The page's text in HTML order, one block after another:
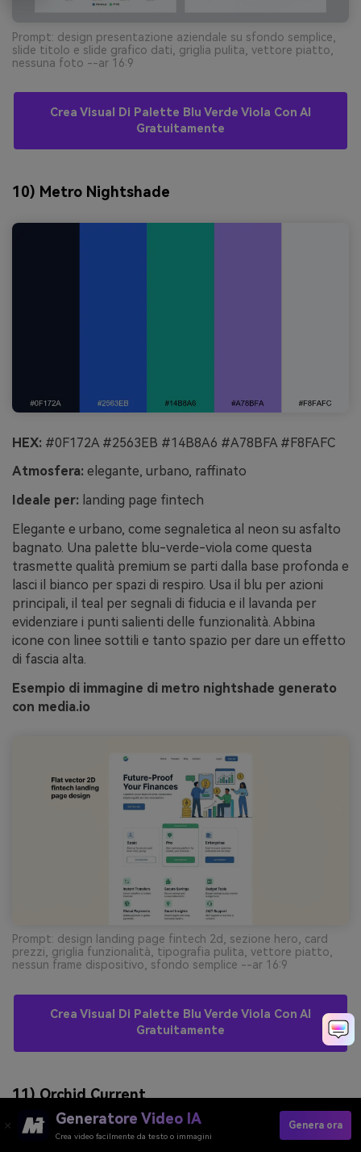
Prompt: design presentazione aziendale su sfondo semplice,
slide titolo e slide grafico dati, griglia pulita, vettore piatto,
nessuna foto --ar 16:9
Crea Visual Di Palette Blu Verde Viola Con AI
Gratuitamente
10) Metro Nightshade
HEX: #0F172A #2563EB #14B8A6 #A78BFA #F8FAFC
Atmosfera: elegante, urbano, raffinato
Ideale per: landing page fintech
Elegante e urbano, come segnaletica al neon su asfalto
bagnato. Una palette blu-verde-viola come questa
trasmette qualità premium se parti dalla base profonda e
lasci il bianco per spazi di respiro. Usa il blu per azioni
principali, il teal per segnali di fiducia e il lavanda per
evidenziare i punti salienti delle funzionalità. Abbina
icone con linee sottili e tanto spazio per dare un effetto
di fascia alta.
Esempio di immagine di metro nightshade generato
con media.io
Prompt: design landing page fintech 2d, sezione hero, card
prezzi, griglia funzionalità, tipografia pulita, vettore piatto,
nessun frame dispositivo, sfondo semplice --ar 16:9
Crea Visual Di Palette Blu Verde Viola Con AI
Gratuitamente
11) Orchid Current
Generatore Video IA
Crea video facilmente da testo o immagini
Genera ora